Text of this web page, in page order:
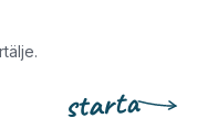
.
starta